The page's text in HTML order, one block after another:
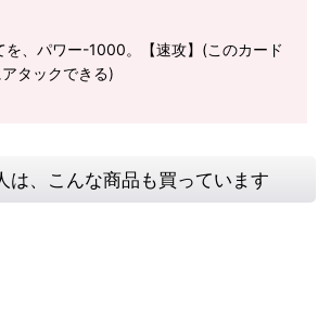
を、パワー-1000。【速攻】(このカード
タックできる)
は、こんな商品も買っています